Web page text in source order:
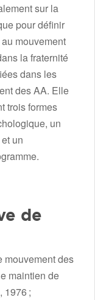
sur la
pour définir
mouvement
la fraternité
dans les
des AA. Elle
trois formes
un
un
de
mouvement des
maintien de
1976 ;